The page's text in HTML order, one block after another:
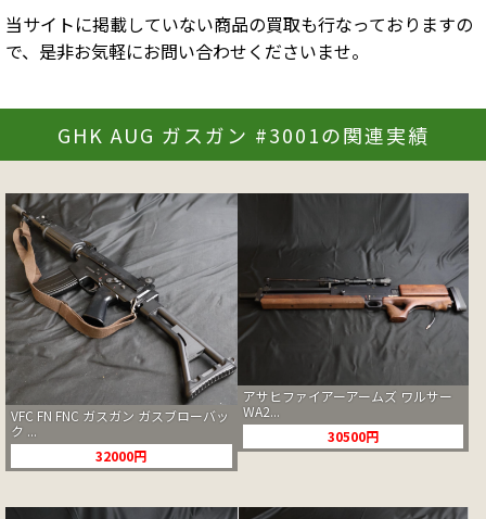
当サイトに掲載していない商品の買取も行なっておりますの
で、是非お気軽にお問い合わせくださいませ。
GHK AUG ガスガン #3001の関連実績
VFC FN FNC ガスガン ガスブローバッ
ク ...
32000円
アサヒファイアーアームズ ワルサー
WA2...
30500円